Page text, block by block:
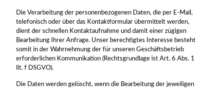
Die Verarbeitung der personenbezogenen Daten, die per E-Mail,
telefonisch oder über das Kontaktformular übermittelt werden,
dient der schnellen Kontaktaufnahme und damit einer zügigen
Bearbeitung Ihrer Anfrage. Unser berechtigtes Interesse besteht
somit in der Wahrnehmung der für unseren Geschäftsbetrieb
erforderlichen Kommunikation (Rechtsgrundlage ist Art. 6 Abs. 1
lit. f DSGVO).
Die Daten werden gelöscht, wenn die Bearbeitung der jeweiligen